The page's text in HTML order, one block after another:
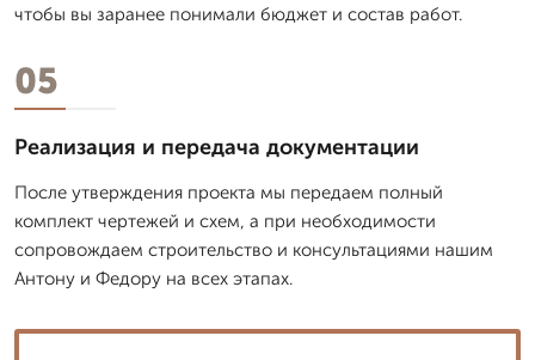
чтобы вы заранее понимали бюджет и состав работ.
05
Реализация и передача документации
После утверждения проекта мы передаем полный
комплект чертежей и схем, а при необходимости
сопровождаем строительство и консультациями нашим
Антону и Федору на всех этапах.